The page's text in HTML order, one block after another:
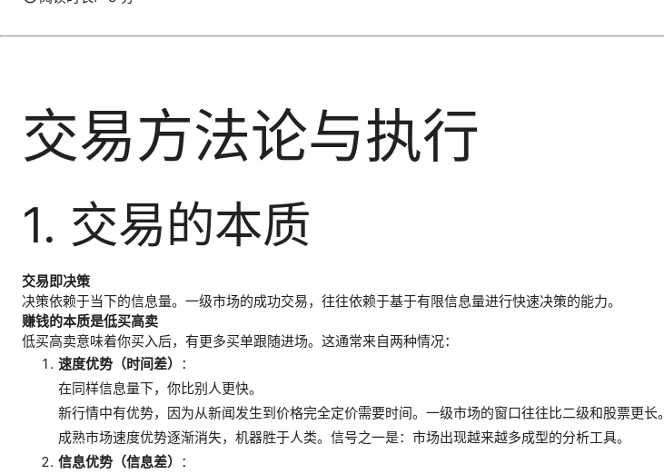
交易方法论与执行
1. 交易的本质
交易即决策
决策依赖于当下的信息量。一级市场的成功交易，往往依赖于基于有限信息量进行快速决策的能力。
赚钱的本质是低买高卖
低买高卖意味着你买入后，有更多买单跟随进场。这通常来自两种情况：
速度优势（时间差） ：
在同样信息量下，你比别人更快。
新行情中有优势，因为从新闻发生到价格完全定价需要时间。一级市场的窗口往往比二级和股票更长。
成熟市场速度优势逐渐消失，机器胜于人类。信号之一是：市场出现越来越多成型的分析工具。
信息优势（信息差） ：